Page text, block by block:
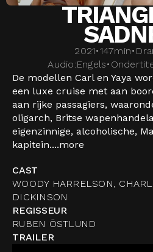
2021•147min•
Audio:Engels•
De modellen Carl en Yaya
een luxe cruise met aan
aan rijke passagiers,
oligarch, Britse
eigenzinnige, alcoholische,
kapitein....more
CAST
WOODY HARRELSON,
DICKINSON
REGISSEUR
RUBEN ÖSTLUND
TRAILER